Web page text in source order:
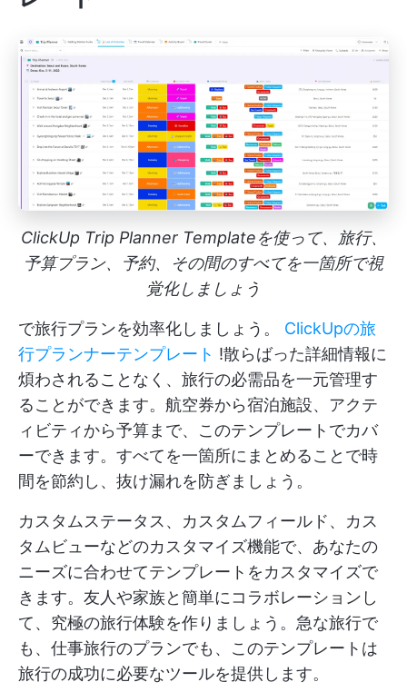
ClickUp Trip Planner Templateを使って、旅行、
予算プラン、予約、その間のすべてを一箇所で視
覚化しましょう
で旅行プランを効率化しましょう。 ClickUpの旅
行プランナーテンプレート !散らばった詳細情報に
煩わされることなく、旅行の必需品を一元管理す
ることができます。航空券から宿泊施設、アクテ
ィビティから予算まで、このテンプレートでカバ
ーできます。すべてを一箇所にまとめることで時
間を節約し、抜け漏れを防ぎましょう。
カスタムステータス、カスタムフィールド、カス
タムビューなどのカスタマイズ機能で、あなたの
ニーズに合わせてテンプレートをカスタマイズで
きます。友人や家族と簡単にコラボレーションし
て、究極の旅行体験を作りましょう。急な旅行で
も、仕事旅行のプランでも、このテンプレートは
旅行の成功に必要なツールを提供します。